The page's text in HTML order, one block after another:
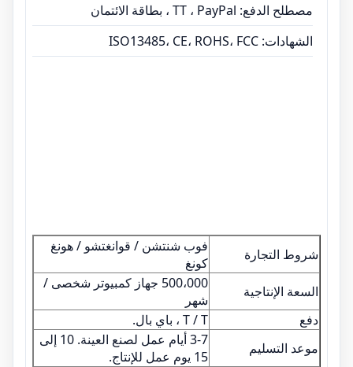
مصطلح الدفع: TT ، PayPal ، بطاقة الائتمان
الشهادات: ISO13485، CE، ROHS، FCC
شروط التجارة
فوب شنتشن / قوانغتشو / هونغ
كونغ
السعة الإنتاجية
500،000 جهاز كمبيوتر شخصى /
شهر
دفع
T / T ، باي بال.
موعد التسليم
3-7 أيام عمل لصنع العينة. 10 إلى
15 يوم عمل للإنتاج.